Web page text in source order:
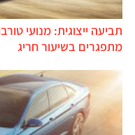
תביעה ייצוגית: מנועי
מתפגרים בשיעור חריג